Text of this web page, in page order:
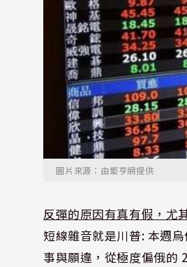
圖片來源：由鉅亨網提供
反彈的原因有真有假，尤
短線雜音就是川普: 本週
事與願違，從極度偏俄的